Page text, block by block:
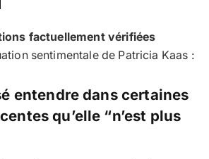
factuellement vérifiées
sentimentale de Patricia Kaas :
entendre dans certaines
qu’elle “n’est plus